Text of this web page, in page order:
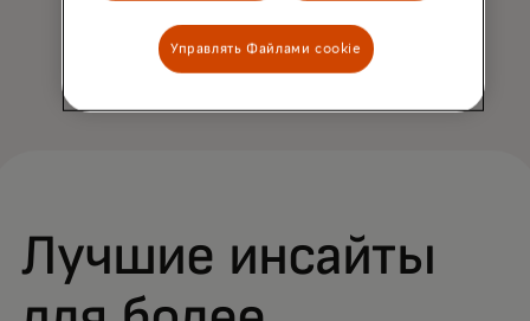
Войти, чтобы начатьopens in a new tab
Лучшие инсайты
Управлять Файлами cookie